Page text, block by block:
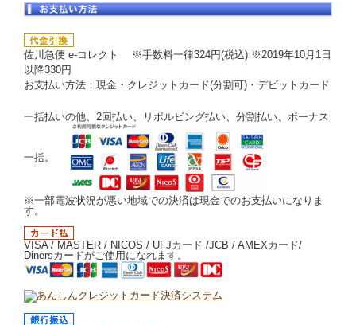
佐川急便 e-コレクト ※手数料一律324円(税込) ※2019年10月1日
以降330円
お支払い方法：現金・クレジットカード(分割可)・デビットカード
一括払いの他、2回払い、リボルビング払い、分割払い、ボーナス
一括。
※一部電波状況が悪い地域での決済は現金でのお支払いになりま
す。
VISA / MASTER / NICOS / UFJカード /JCB / AMEXカード/
Dinersカードがご使用になれます。